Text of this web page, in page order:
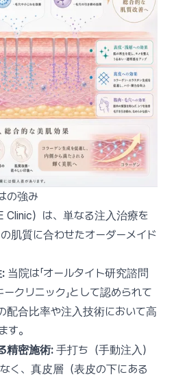
の強み
Clinic）は、単なる注入治療を
肌質に合わせたオーダーメイド
当院は「オールタイト研究諮問
ークリニック」として認められて
配合比率や注入技術において高
す。
精密施術: 手打ち（手動注入）
く、真皮層（表皮の下にある